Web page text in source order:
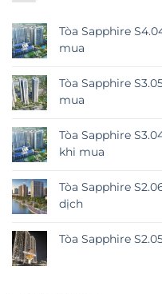
Tòa Sapphire
mua
Tòa Sapphire
mua
Tòa Sapphire
khi mua
Tòa Sapphire
dịch
Tòa Sapphire